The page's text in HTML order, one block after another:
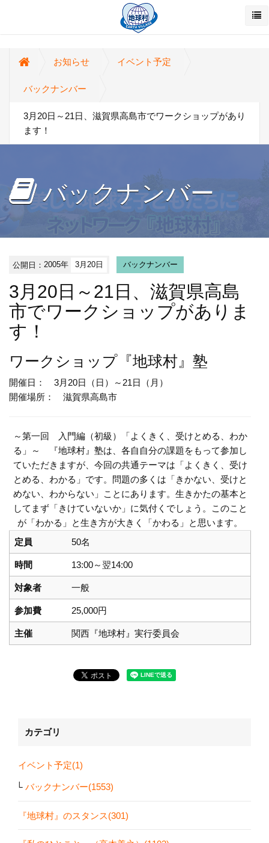
お知らせ イベント予定
バックナンバー
3月20日～21日、滋賀県高島市でワークショップがあり
ます！
バックナンバー
公開日：2005年 3月20日 バックナンバー
3月20日～21日、滋賀県高島
市でワークショップがありま
す！
ワークショップ 『地球村』塾
開催日： 3月20日（日）～21日（月）
開催場所： 滋賀県高島市
～第一回 入門編（初級）「よくきく、受けとめる、わか
る」～ 『地球村』塾は、各自自分の課題をもって参加し
ていただきますが、今回の共通テーマは「よくきく、受け
とめる、わかる」です。問題の多くは「きかない、受けと
めない、わからない」ことにあります。生きかたの基本と
してまず「きけていないか」に気付くでしょう。このこと
が「わかる」と生き方が大きく「かわる」と思います。
定員
50名
時間 13:00～翌14:00
対象者 一般
参加費 25,000円
主催 関西『地球村』実行委員会
カテゴリ
イベント予定(1)
バックナンバー(1553)
『地球村』のスタンス(301)